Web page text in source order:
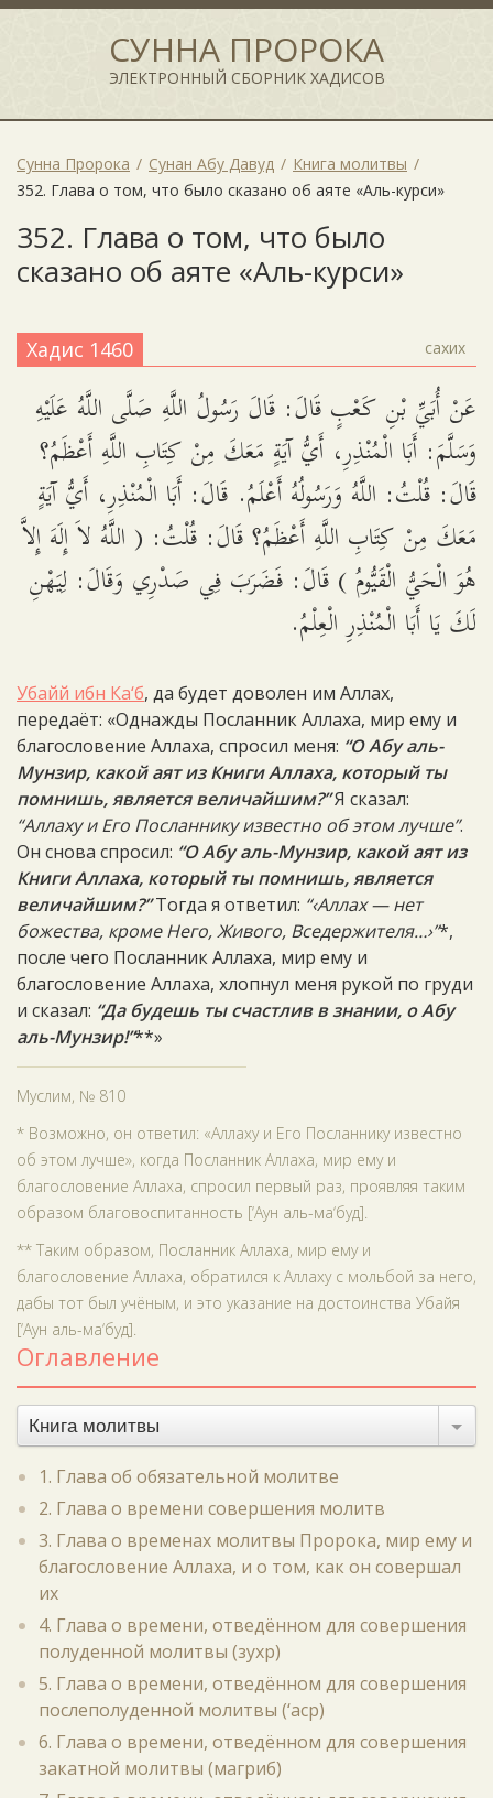
СУННА ПРОРОКА
ЭЛЕКТРОННЫЙ СБОРНИК ХАДИСОВ
Сунна Пророка Сунан Абу Давуд
Книга молитвы
352. Глава о том, что было сказано об аяте «Аль-курси»
352. Глава о том, что было
сказано об аяте «Аль-курси»
Хадис 1460 сахих
عَنْ أُبَيِّ بْنِ كَعْبٍ قَالَ: قَالَ رَسُولُ اللَّهِ صَلَّى اللَّهُ عَلَيْهِ
وَسَلَّمَ: أَبَا الْمُنْذِرِ، أَيُّ آيَةٍ مَعَكَ مِنْ كِتَابِ اللَّهِ أَعْظَمُ؟
قَالَ: قُلْتُ: اللَّهُ وَرَسُولُهُ أَعْلَمُ. قَالَ: أَبَا الْمُنْذِرِ، أَيُّ آيَةٍ
مَعَكَ مِنْ كِتَابِ اللَّهِ أَعْظَمُ؟ قَالَ: قُلْتُ: ( اللَّهُ لاَ إِلَهَ إِلاَّ
هُوَ الْحَيُّ الْقَيُّومُ ) قَالَ: فَضَرَبَ فِي صَدْرِي وَقَالَ: لِيَهْنِ
لَكَ يَا أَبَا الْمُنْذِرِ الْعِلْمُ.
Убайй ибн Ка‘б, да будет доволен им Аллах,
передаёт: «Однажды Посланник Аллаха, мир ему и
благословение Аллаха, спросил меня: “О Абу аль-
Мунзир, какой аят из Книги Аллаха, который ты
помнишь, является величайшим?”Я сказал:
“Аллаху и Его Посланнику известно об этом лучше”.
Он снова спросил: “О Абу аль-Мунзир, какой аят из
Книги Аллаха, который ты помнишь, является
величайшим?”Тогда я ответил: “‹Аллах — нет
божества, кроме Него, Живого, Вседержителя…›”*,
после чего Посланник Аллаха, мир ему и
благословение Аллаха, хлопнул меня рукой по груди
и сказал: “Да будешь ты счастлив в знании, о Абу
аль-Мунзир!”**»
Муслим, № 810
* Возможно, он ответил: «Аллаху и Его Посланнику известно
об этом лучше», когда Посланник Аллаха, мир ему и
благословение Аллаха, спросил первый раз, проявляя таким
образом благовоспитанность [‘Аун аль-ма‘буд].
** Таким образом, Посланник Аллаха, мир ему и
благословение Аллаха, обратился к Аллаху с мольбой за него,
дабы тот был учёным, и это указание на достоинства Убайя
[‘Аун аль-ма‘буд].
Оглавление
Книга молитвы
1. Глава об обязательной молитве
2. Глава о времени совершения молитв
3. Глава о временах молитвы Пророка, мир ему и
благословение Аллаха, и о том, как он совершал
их
4. Глава о времени, отведённом для совершения
полуденной молитвы (зухр)
5. Глава о времени, отведённом для совершения
послеполуденной молитвы (‘аср)
6. Глава о времени, отведённом для совершения
закатной молитвы (магриб)